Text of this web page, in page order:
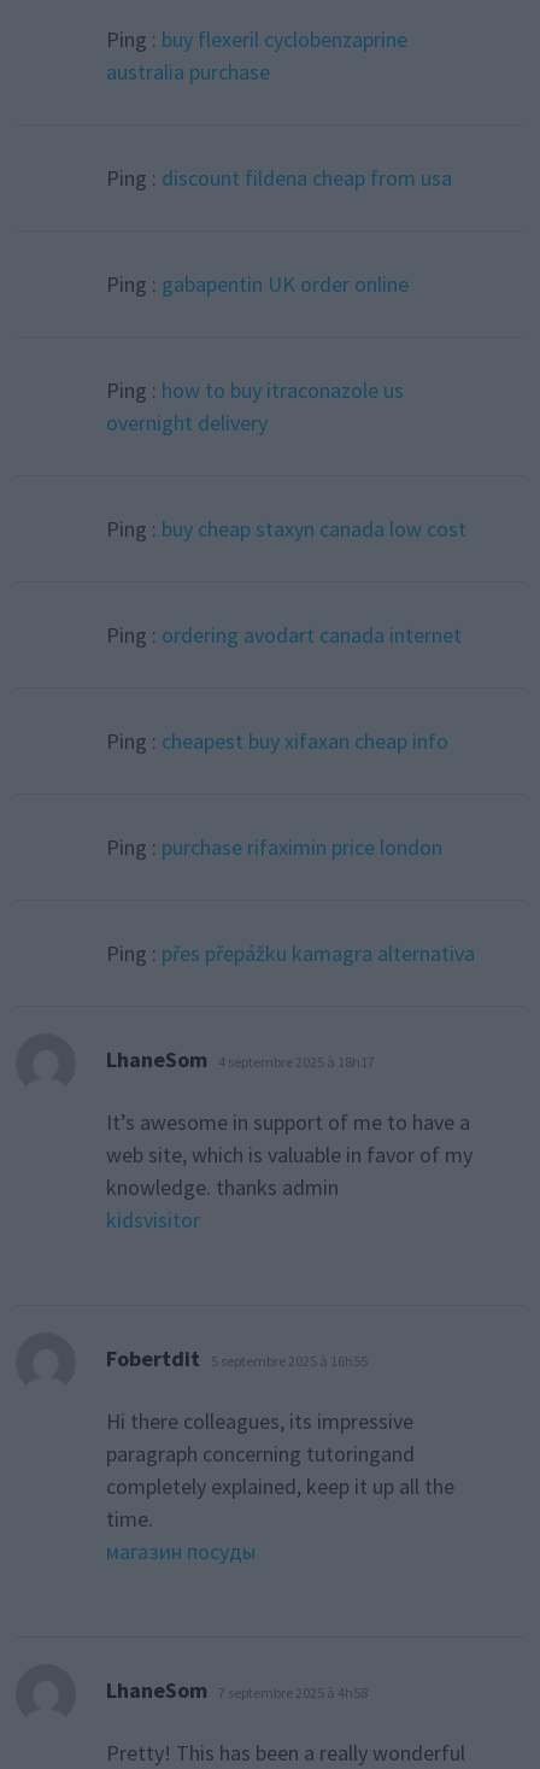
Ping : buy flexeril cyclobenzaprine
australia purchase
Ping : discount fildena cheap from usa
Ping : gabapentin UK order online
Ping : how to buy itraconazole us
overnight delivery
Ping : buy cheap staxyn canada low cost
Ping : ordering avodart canada internet
Ping : cheapest buy xifaxan cheap info
Ping : purchase rifaximin price london
Ping : přes přepážku kamagra alternativa
LhaneSom dit :
4 septembre 2025 à 18h17
It’s awesome in support of me to have a
web site, which is valuable in favor of my
knowledge. thanks admin
kidsvisitor
Fobertdit dit :
5 septembre 2025 à 16h55
Hi there colleagues, its impressive
paragraph concerning tutoringand
completely explained, keep it up all the
time.
магазин посуды
LhaneSom dit :
7 septembre 2025 à 4h58
Pretty! This has been a really wonderful